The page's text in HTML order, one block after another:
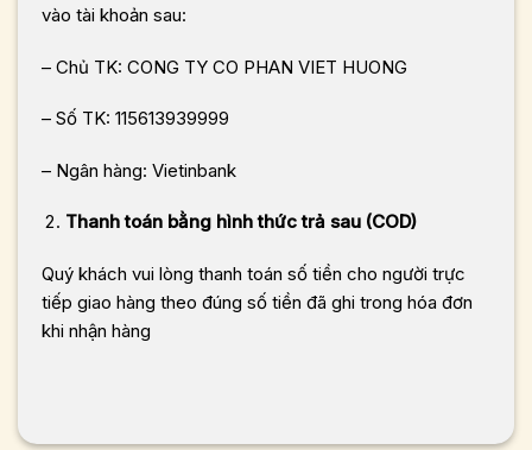
vào tài khoản sau:
– Chủ TK: CONG TY CO PHAN VIET HUONG
– Số TK: 115613939999
– Ngân hàng: Vietinbank
Thanh toán bằng hình thức trả sau (COD)
Quý khách vui lòng thanh toán số tiền cho người trực
tiếp giao hàng theo đúng số tiền đã ghi trong hóa đơn
khi nhận hàng